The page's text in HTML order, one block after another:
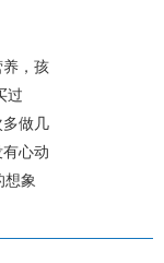
，孩
过
做几
心动
想象